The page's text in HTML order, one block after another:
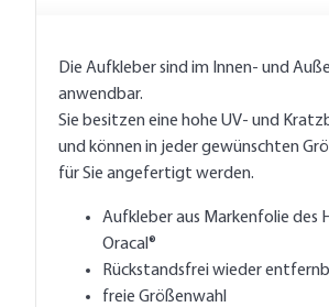
Die Aufkleber sind im Innen- und
anwendbar.
Sie besitzen eine hohe UV- und
und können in jeder gewünschten
für Sie angefertigt werden.
Aufkleber aus Markenfolie des
Oracal®
Rückstandsfrei wieder
freie Größenwahl